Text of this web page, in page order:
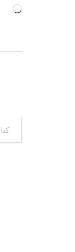
جاري
كتابة بريدك الإلكتروني...